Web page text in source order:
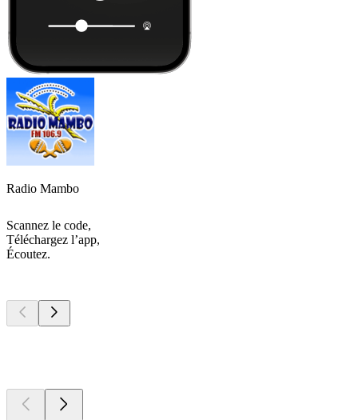
Radio Mambo
Scannez le code,
Téléchargez l’app,
Écoutez.